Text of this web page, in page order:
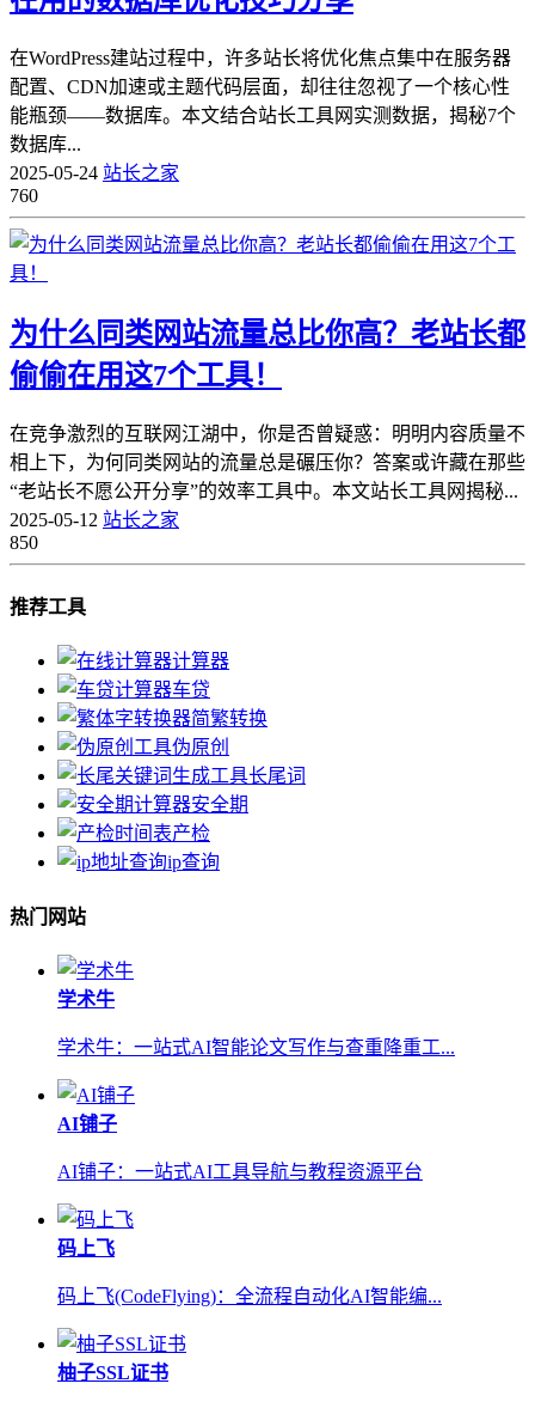
在WordPress建站过程中，许多站长将优化焦点集中在服务器
配置、CDN加速或主题代码层面，却往往忽视了一个核心性
能瓶颈——数据库。本文结合站长工具网实测数据，揭秘7个
数据库...
2025-05-24 站长之家
760
为什么同类网站流量总比你高？老站长都
偷偷在用这7个工具！
在竞争激烈的互联网江湖中，你是否曾疑惑：明明内容质量不
相上下，为何同类网站的流量总是碾压你？答案或许藏在那些
“老站长不愿公开分享”的效率工具中。本文站长工具网揭秘...
2025-05-12 站长之家
850
推荐工具
计算器
车贷
简繁转换
伪原创
长尾词
安全期
产检
ip查询
热门网站
学术牛
学术牛：一站式AI智能论文写作与查重降重工...
AI铺子
AI铺子：一站式AI工具导航与教程资源平台
码上飞
码上飞(CodeFlying)：全流程自动化AI智能编...
柚子SSL证书